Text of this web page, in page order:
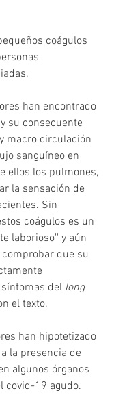
coágulos
su consecuente
macro circulación
sanguíneo en
ellos los pulmones,
la sensación de
Sin
coágulos es un
laborioso'' y aún
que su
del long
el texto.
han hipotetizado
la presencia de
algunos órganos
covid-19 agudo.